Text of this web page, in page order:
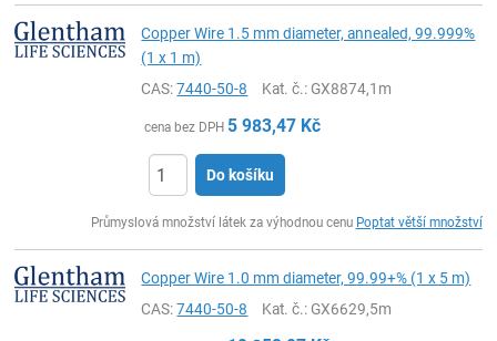
Copper Wire 1.5 mm diameter, annealed, 99.999%
(1 x 1 m)
CAS:7440-50-8 Kat. č.: GX8874,1m
cena bez DPH 5 983,47 Kč
Do košíku
Průmyslová množství látek za výhodnou cenu Poptat větší množství
Copper Wire 1.0 mm diameter, 99.99+% (1 x 5 m)
CAS:7440-50-8 Kat. č.: GX6629,5m